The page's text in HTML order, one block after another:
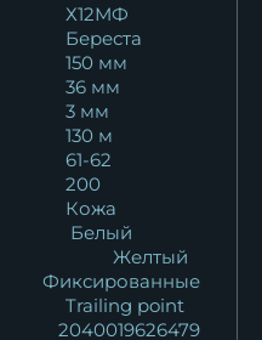
Х12МФ
Береста
150 мм
36 мм
3 мм
130 м
61-62
200
Кожа
Белый
Желтый
Фиксированные
Trailing point
2040019626479